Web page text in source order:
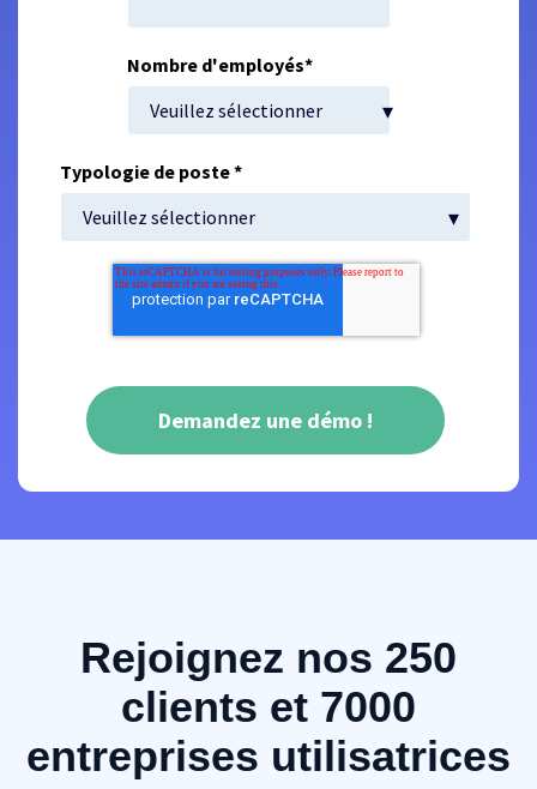
Nombre d'employés*
Typologie de poste*
Rejoignez nos 250
clients et 7000
entreprises utilisatrices